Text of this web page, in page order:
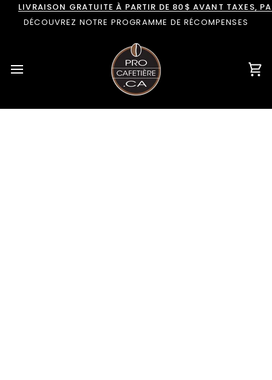
Passer
contenu
LIVRAISON GRATUITE À PARTIR DE 80$ AVANT TAXES,
DÉCOUVREZ NOTRE PROGRAMME DE RÉCOMPENSES